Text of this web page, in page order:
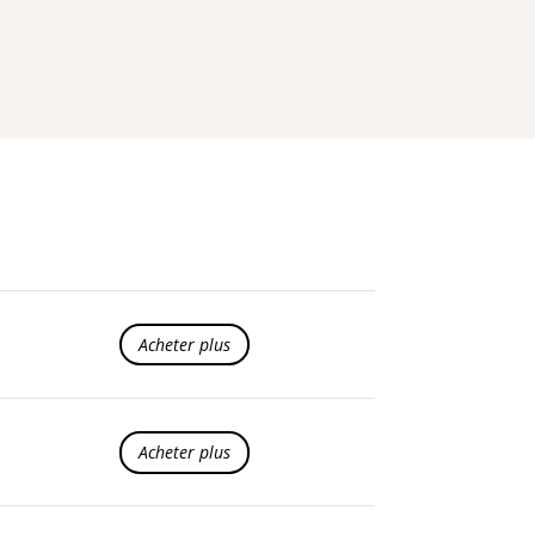
Acheter plus
Acheter plus